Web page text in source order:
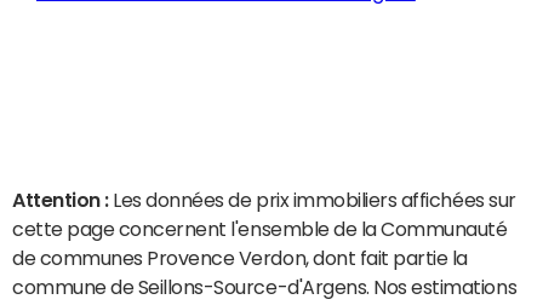
Attention : Les données de prix immobiliers affichées sur
cette page concernent l'ensemble de la Communauté
de communes Provence Verdon, dont fait partie la
commune de Seillons-Source-d'Argens. Nos estimations